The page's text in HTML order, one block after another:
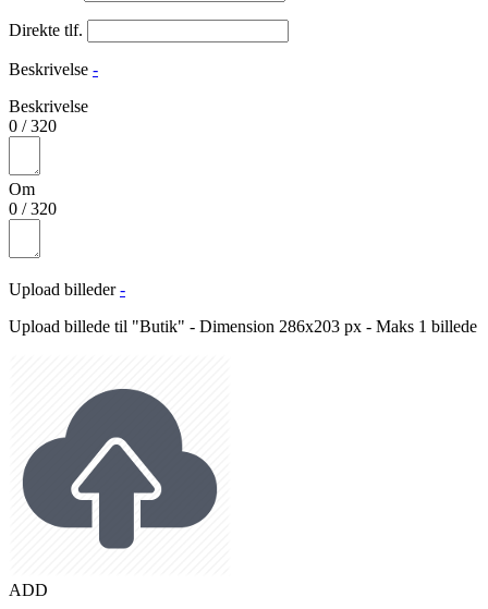
Direkte tlf.
Beskrivelse -
Beskrivelse
0 /320
Om
0 /320
Upload billeder -
Upload billede til "Butik" - Dimension 286x203 px - Maks 1 billede
ADD